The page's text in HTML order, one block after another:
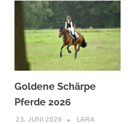
Goldene Schärpe
Pferde 2026
23. JUNI 2026
LARA